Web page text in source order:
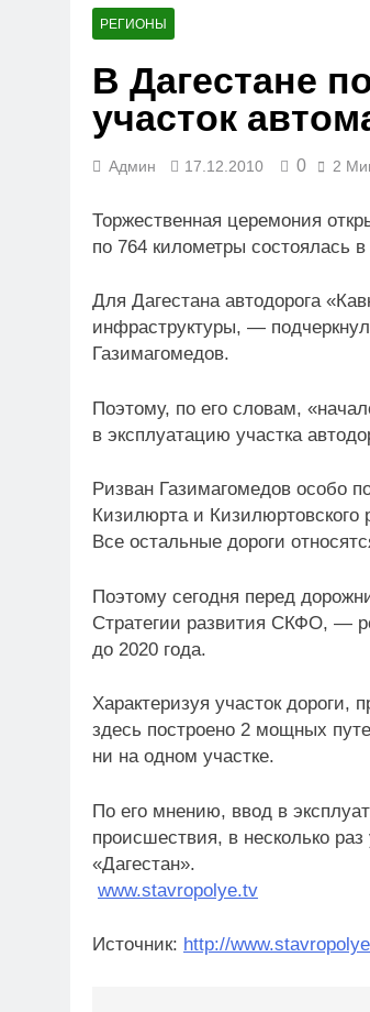
Для
РЕГИОНЫ
В Дагестане
участок
Админ 17.12.2010 0 2
Торжественная церемония
по 764 километры состоялась
Для Дагестана автодорога
инфраструктуры, —
Газимагомедов.
Поэтому, по его словам,
в эксплуатацию участка
Ризван Газимагомедов особо
Кизилюрта и Кизилюртовского
Все остальные дороги
Поэтому сегодня перед
Стратегии развития СКФО, —
до 2020 года.
Характеризуя участок
здесь построено 2 мощных
ни на одном участке.
По его мнению, ввод в
происшествия, в несколько
«Дагестан».
www.stavropolye.tv
Источник: http://